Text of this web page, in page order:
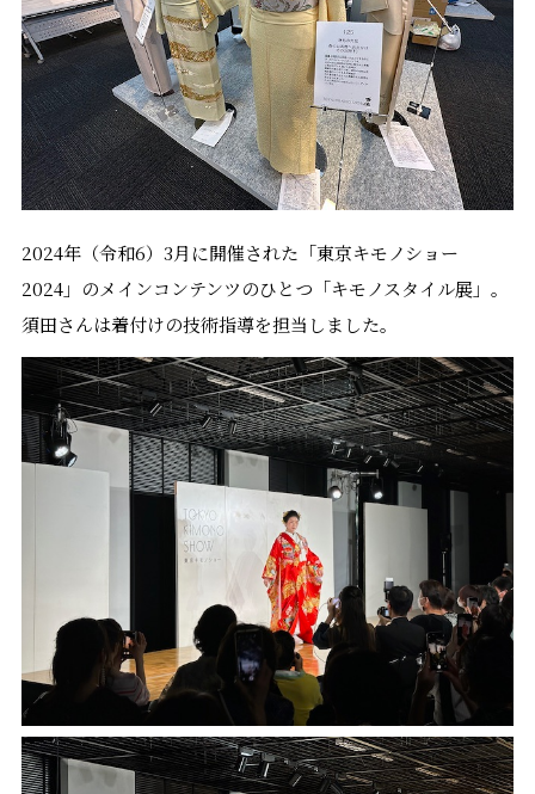
2024年（令和6）3月に開催された「東京キモノショー
2024」のメインコンテンツのひとつ「キモノスタイル展」。
須田さんは着付けの技術指導を担当しました。